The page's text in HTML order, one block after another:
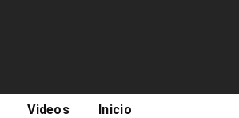
Videos Inicio